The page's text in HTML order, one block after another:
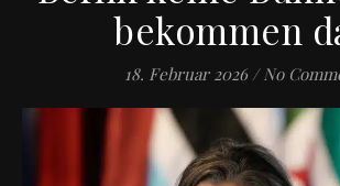
bekommen
18. Februar 2026 / No